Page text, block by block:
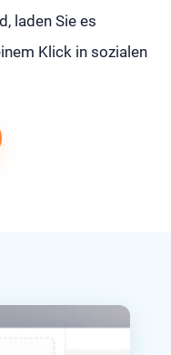
laden Sie es
Klick in sozialen